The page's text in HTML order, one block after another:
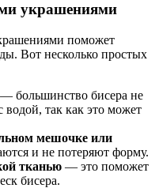
украшениями
поможет
Вот несколько простых
— большинство бисера не
водой, так как это может
мешочке или
и не потеряют форму.
тканью — это поможет
бисера.